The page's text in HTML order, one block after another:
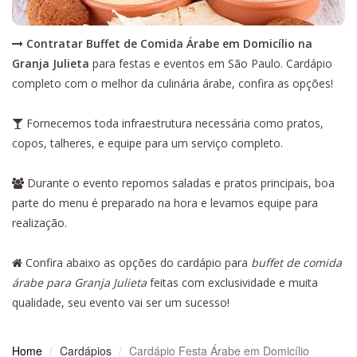
Contratar Buffet de Comida Árabe em Domicílio na
Granja Julieta para festas e eventos em São Paulo. Cardápio
completo com o melhor da culinária árabe, confira as opções!
Fornecemos toda infraestrutura necessária como pratos,
copos, talheres, e equipe para um serviço completo.
Durante o evento repomos saladas e pratos principais, boa
parte do menu é preparado na hora e levamos equipe para
realização.
Confira abaixo as opções do cardápio para buffet de comida
árabe para Granja Julieta feitas com exclusividade e muita
qualidade, seu evento vai ser um sucesso!
Home Cardápios Cardápio Festa Árabe em Domicílio